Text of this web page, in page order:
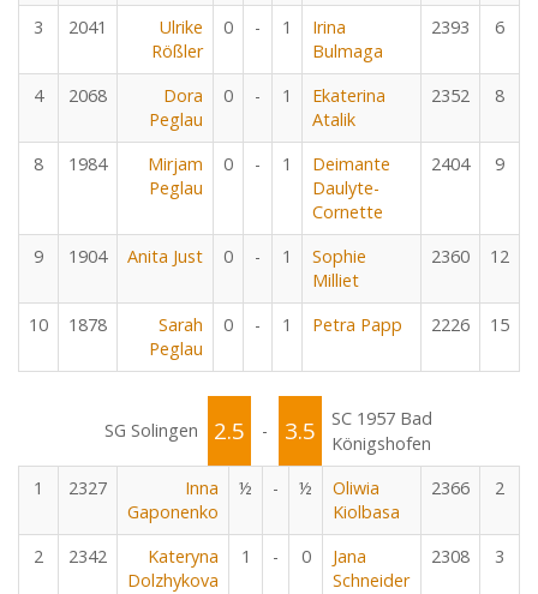
3 2041
Ulrike
Rößler
0 - 1
Irina
Bulmaga
2393 6
4 2068
Dora
Peglau
0 - 1
Ekaterina
Atalik
2352 8
8 1984
Mirjam
Peglau
0 - 1
Deimante
Daulyte-
Cornette
2404 9
9 1904 Anita Just 0 - 1
Sophie
Milliet
2360 12
10 1878
Sarah
Peglau
0 - 1 Petra Papp 2226 15
SG Solingen 2.5 - 3.5
SC 1957 Bad
Königshofen
1
2327
Inna
Gaponenko
½ - ½
Oliwia
Kiolbasa
2366 2
2 2342
Kateryna
Dolzhykova
1 - 0
Jana
Schneider
2308 3